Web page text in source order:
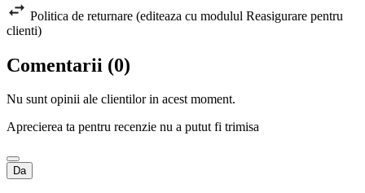
Politica de returnare (editeaza cu modulul Reasigurare pentru
clienti)
Comentarii (0)
Nu sunt opinii ale clientilor in acest moment.
Aprecierea ta pentru recenzie nu a putut fi trimisa
Da